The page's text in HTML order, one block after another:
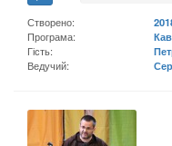
Створено:
Програма:
Гість:
Ведучий: